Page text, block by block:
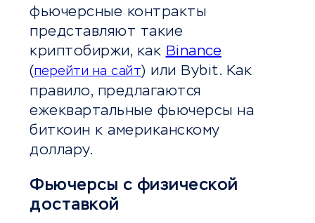
фьючерсные контракты
представляют такие
криптобиржи, как Binance
(перейти на сайт) или Bybit. Как
правило, предлагаются
ежеквартальные фьючерсы на
биткоин к американскому
доллару.
Фьючерсы с физической
доставкой